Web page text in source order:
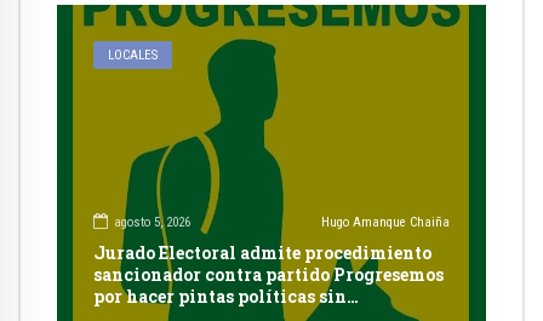
LOCALES
agosto 5, 2026 Hugo Amanque Chaiña
Jurado Electoral admite procedimiento
sancionador contra partido Progresemos
por hacer pintas políticas sin